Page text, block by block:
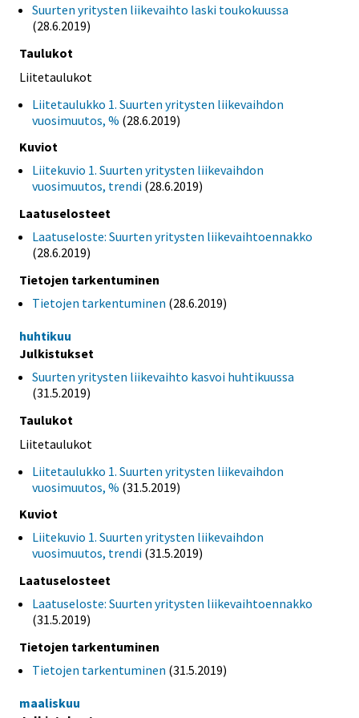
Suurten yritysten liikevaihto laski toukokuussa
(28.6.2019)
Taulukot
Liitetaulukot
Liitetaulukko 1. Suurten yritysten liikevaihdon
vuosimuutos, % (28.6.2019)
Kuviot
Liitekuvio 1. Suurten yritysten liikevaihdon
vuosimuutos, trendi (28.6.2019)
Laatuselosteet
Laatuseloste: Suurten yritysten liikevaihtoennakko
(28.6.2019)
Tietojen tarkentuminen
Tietojen tarkentuminen (28.6.2019)
huhtikuu
Julkistukset
Suurten yritysten liikevaihto kasvoi huhtikuussa
(31.5.2019)
Taulukot
Liitetaulukot
Liitetaulukko 1. Suurten yritysten liikevaihdon
vuosimuutos, % (31.5.2019)
Kuviot
Liitekuvio 1. Suurten yritysten liikevaihdon
vuosimuutos, trendi (31.5.2019)
Laatuselosteet
Laatuseloste: Suurten yritysten liikevaihtoennakko
(31.5.2019)
Tietojen tarkentuminen
Tietojen tarkentuminen (31.5.2019)
maaliskuu